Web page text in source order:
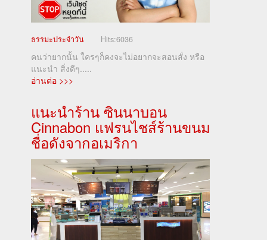
ธรรมะประจำวัน Hits:6036
คนว่ายากนั้น ใครๆก็คงจะไม่อยากจะสอนสั่ง หรือ
แนะนำ สิ่งดีๆ.....
อ่านต่อ >>>
แนะนำร้าน ซินนาบอน
Cinnabon แฟรนไชส์ร้านขนม
ชื่อดังจากอเมริกา